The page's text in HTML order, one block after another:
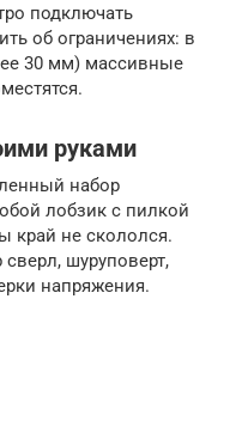
подключать
об ограничениях: в
30 мм) массивные
руками
набор
лобзик с пилкой
край не скололся.
шуруповерт,
напряжения.